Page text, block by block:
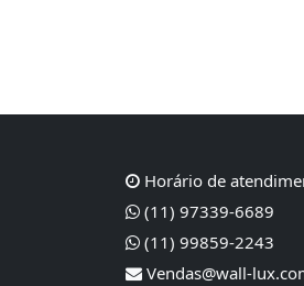
Horário de
(11) 97339-6689
(11) 99859-2243
Vendas@wall-